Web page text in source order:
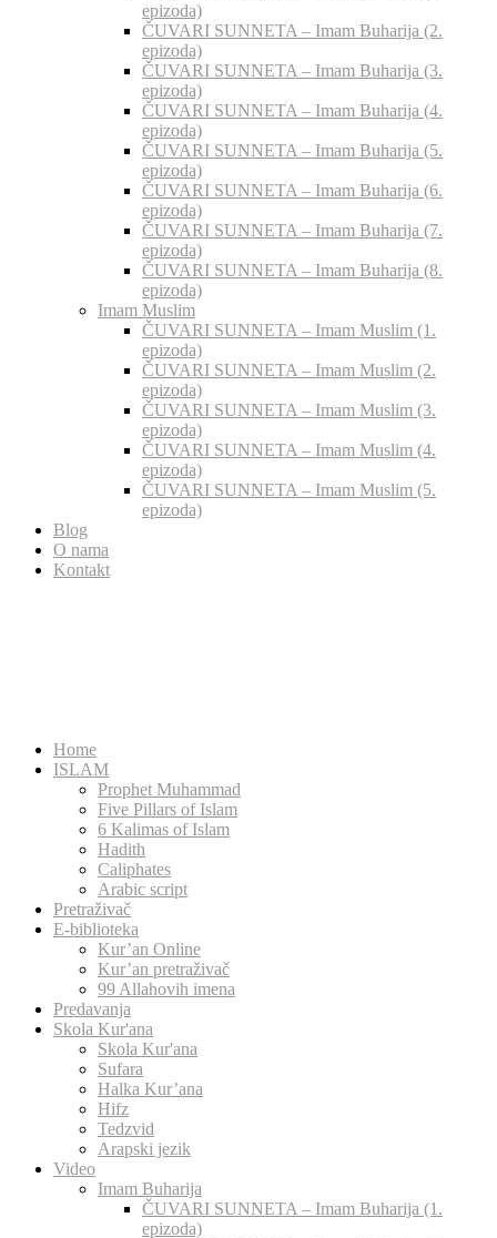
epizoda)
ČUVARI SUNNETA – Imam Buharija (2.
epizoda)
ČUVARI SUNNETA – Imam Buharija (3.
epizoda)
ČUVARI SUNNETA – Imam Buharija (4.
epizoda)
ČUVARI SUNNETA – Imam Buharija (5.
epizoda)
ČUVARI SUNNETA – Imam Buharija (6.
epizoda)
ČUVARI SUNNETA – Imam Buharija (7.
epizoda)
ČUVARI SUNNETA – Imam Buharija (8.
epizoda)
Imam Muslim
ČUVARI SUNNETA – Imam Muslim (1.
epizoda)
ČUVARI SUNNETA – Imam Muslim (2.
epizoda)
ČUVARI SUNNETA – Imam Muslim (3.
epizoda)
ČUVARI SUNNETA – Imam Muslim (4.
epizoda)
ČUVARI SUNNETA – Imam Muslim (5.
epizoda)
Blog
O nama
Kontakt
Home
ISLAM
Prophet Muhammad
Five Pillars of Islam
6 Kalimas of Islam
Hadith
Caliphates
Arabic script
Pretraživač
E-biblioteka
Kur’an Online
Kur’an pretraživač
99 Allahovih imena
Predavanja
Skola Kur'ana
Skola Kur'ana
Sufara
Halka Kur’ana
Hifz
Tedzvid
Arapski jezik
Video
Imam Buharija
ČUVARI SUNNETA – Imam Buharija (1.
epizoda)